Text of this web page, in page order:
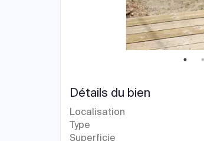
Détails du bien
Localisation
Type
Superficie